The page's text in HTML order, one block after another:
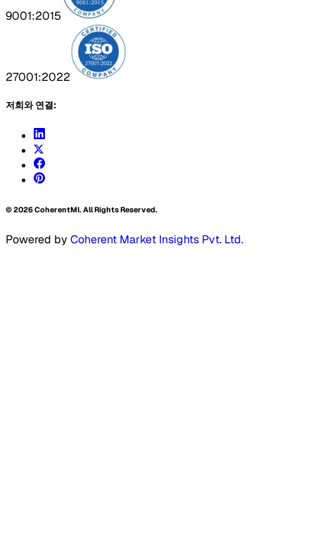
9001:2015
27001:2022
저희와 연결:
©2026CoherentMI. All Rights Reserved.
Powered by Coherent Market Insights Pvt. Ltd.